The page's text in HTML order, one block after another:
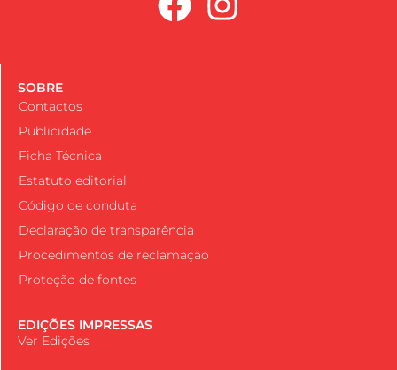
SOBRE
Contactos
Publicidade
Ficha Técnica
Estatuto editorial
Código de conduta
Declaração de transparência
Procedimentos de reclamação
Proteção de fontes
EDIÇÕES IMPRESSAS
Ver Edições